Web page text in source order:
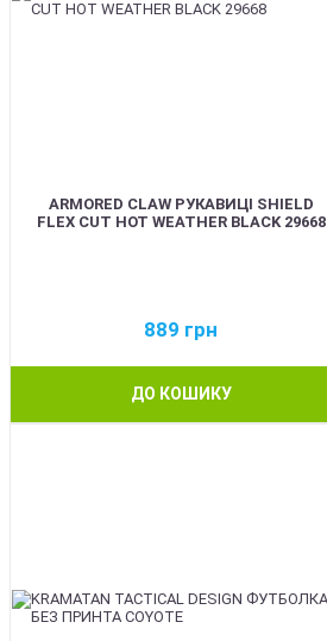
ARMORED CLAW РУКАВИЦІ SHIELD
FLEX CUT HOT WEATHER BLACK 29668
889 грн
ДО КОШИКУ